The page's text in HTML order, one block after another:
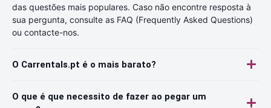
das questões mais populares. Caso não encontre resposta à
sua pergunta, consulte as FAQ (Frequently Asked Questions)
ou contacte-nos.
O Carrentals.pt é o mais barato?
O que é que necessito de fazer ao pegar um